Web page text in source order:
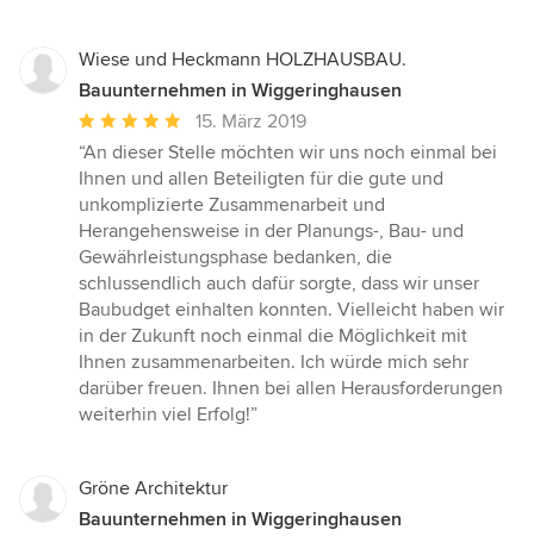
Wiese und Heckmann HOLZHAUSBAU.
Bauunternehmen in Wiggeringhausen
Durchschnittliche
Bewertung:
5
von
5
Sternen
15. März 2019
“An dieser Stelle möchten wir uns noch einmal bei
Ihnen und allen Beteiligten für die gute und
unkomplizierte Zusammenarbeit und
Herangehensweise in der Planungs-, Bau- und
Gewährleistungsphase bedanken, die
schlussendlich auch dafür sorgte, dass wir unser
Baubudget einhalten konnten. Vielleicht haben wir
in der Zukunft noch einmal die Möglichkeit mit
Ihnen zusammenarbeiten. Ich würde mich sehr
darüber freuen. Ihnen bei allen Herausforderungen
weiterhin viel Erfolg!”
Gröne Architektur
Bauunternehmen in Wiggeringhausen